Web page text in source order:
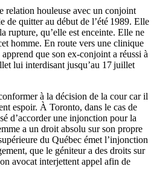
relation houleuse avec un conjoint
de quitter au début de l’été 1989. Elle
rupture, qu’elle est enceinte. Elle ne
homme. En route vers une clinique
que son ex-conjoint a réussi à
lui interdisant jusqu’au 17 juillet
à la décision de la cour car il
espoir. À Toronto, dans le cas de
d’accorder une injonction pour la
a un droit absolu sur son propre
du Québec émet l’injonction
que le géniteur a des droits sur
avocat interjettent appel afin de